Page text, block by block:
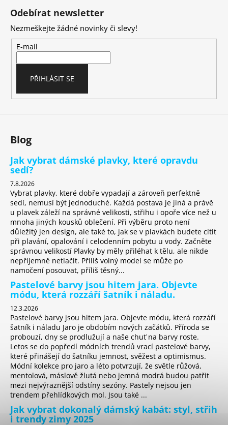
a
c
k
v
s
Odebírat newsletter
Nezmeškejte žádné novinky či slevy!
E-mail
PŘIHLÁSIT SE
Blog
Jak vybrat dámské plavky, které opravdu
sedí?
7.8.2026
Vybrat plavky, které dobře vypadají a zároveň perfektně
sedí, nemusí být jednoduché. Každá postava je jiná a právě
u plavek záleží na správné velikosti, střihu i opoře více než u
mnoha jiných kousků oblečení. Při výběru proto není
důležitý jen design, ale také to, jak se v plavkách budete cítit
při plavání, opalování i celodenním pobytu u vody. Začněte
správnou velikostí Plavky by měly přiléhat k tělu, ale nikde
nepříjemně netlačit. Příliš volný model se může po
namočení posouvat, příliš těsný...
Pastelové barvy jsou hitem jara. Objevte
módu, která rozzáří šatník i náladu.
12.3.2026
Pastelové barvy jsou hitem jara. Objevte módu, která rozzáří
šatník i náladu Jaro je obdobím nových začátků. Příroda se
probouzí, dny se prodlužují a naše chuť na barvy roste.
Letos se do popředí módních trendů vrací pastelové barvy,
které přinášejí do šatníku jemnost, svěžest a optimismus.
Módní kolekce pro jaro a léto potvrzují, že světle růžová,
mentolová, máslově žlutá nebo jemná modrá budou patřit
mezi nejvýraznější odstíny sezóny. Pastely nejsou jen
trendem přehlídkových mol. Jsou také ...
Jak vybrat dokonalý dámský kabát: styl, střih
i trendy zimy 2025